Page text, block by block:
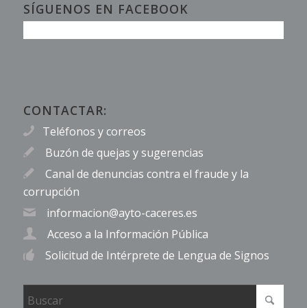
SÍGUENOS EN FACEBOOK
CONTACTAR:
Teléfonos y correos
Buzón de quejas y sugerencias
Canal de denuncias contra el fraude y la
corrupción
informacion@ayto-caceres.es
Acceso a la Información Pública
Solicitud de Intérprete de Lengua de Signos